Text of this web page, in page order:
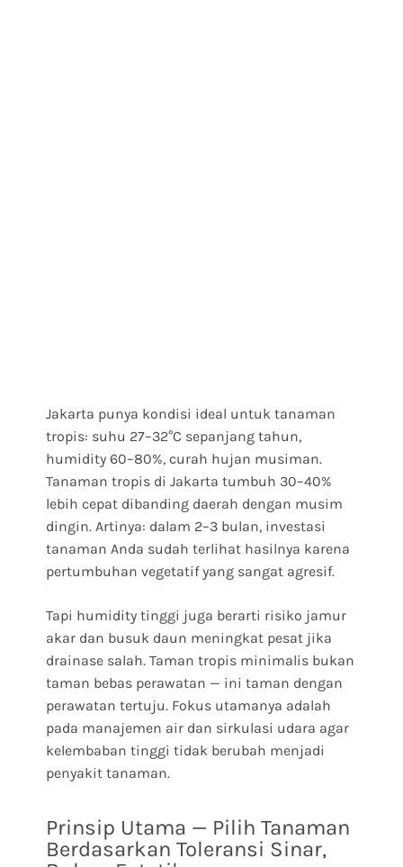
Jakarta punya kondisi ideal untuk tanaman
tropis: suhu 27–32°C sepanjang tahun,
humidity 60–80%, curah hujan musiman.
Tanaman tropis di Jakarta tumbuh 30–40%
lebih cepat dibanding daerah dengan musim
dingin. Artinya: dalam 2–3 bulan, investasi
tanaman Anda sudah terlihat hasilnya karena
pertumbuhan vegetatif yang sangat agresif.
Tapi humidity tinggi juga berarti risiko jamur
akar dan busuk daun meningkat pesat jika
drainase salah. Taman tropis minimalis bukan
taman bebas perawatan — ini taman dengan
perawatan tertuju. Fokus utamanya adalah
pada manajemen air dan sirkulasi udara agar
kelembaban tinggi tidak berubah menjadi
penyakit tanaman.
Prinsip Utama — Pilih Tanaman
Berdasarkan Toleransi Sinar,